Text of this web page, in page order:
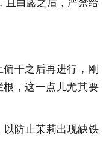
且白露之后，严禁给
干之后再进行，刚
，这一点儿尤其要
防止茉莉出现缺铁